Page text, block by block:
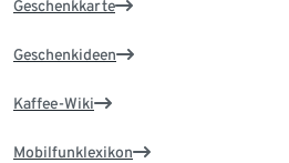
Geschenkkarte
Geschenkideen
Kaffee-Wiki
Mobilfunklexikon